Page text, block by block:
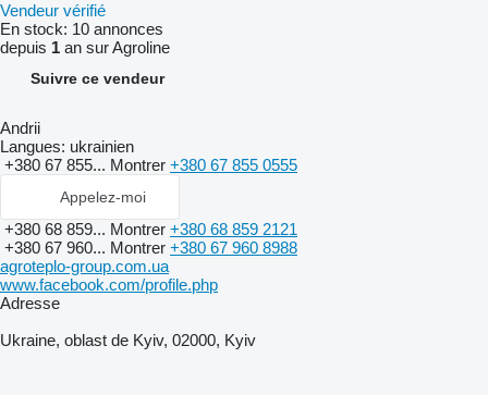
Vendeur vérifié
En stock: 10 annonces
depuis 1 an sur Agroline
Suivre ce vendeur
Andrii
Langues: ukrainien
+380 67 855... Montrer +380 67 855 0555
Appelez-moi
+380 68 859... Montrer +380 68 859 2121
+380 67 960... Montrer +380 67 960 8988
agroteplo-group.com.ua
www.facebook.com/profile.php
Adresse
Ukraine, oblast de Kyiv, 02000, Kyiv